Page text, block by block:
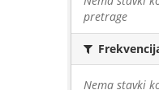
pretrage
Nema stavki